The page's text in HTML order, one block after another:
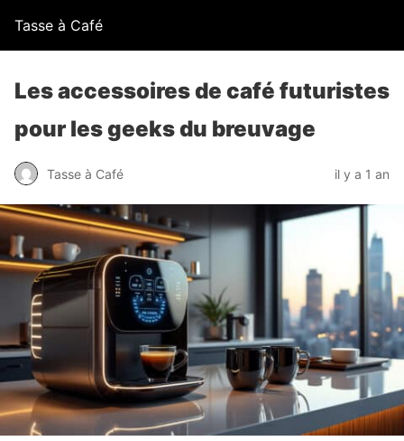
Tasse à Café
Les accessoires de café futuristes
pour les geeks du breuvage
Tasse à Café il y a 1 an